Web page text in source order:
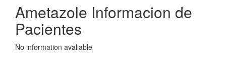
Ametazole Informacion de
Pacientes
No information avaliable